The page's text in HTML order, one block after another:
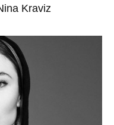
Kraviz